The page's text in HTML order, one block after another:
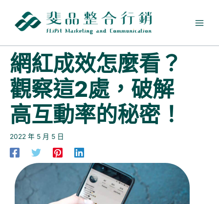
內
網紅成效怎麼看？
觀察這2處，破解
高互動率的秘密！
2022 年 5 月 5 日